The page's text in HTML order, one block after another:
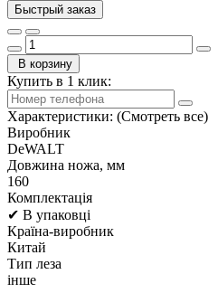
Быстрый заказ
В корзину
Купить в 1 клик:
Характеристики: (Смотреть все)
Виробник
DeWALT
Довжина ножа, мм
160
Комплектація
✔ В упаковці
Країна-виробник
Китай
Тип леза
інше